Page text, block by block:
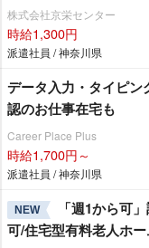
株式会社京栄センター
時給1,300円
派遣社員 / 神奈川県
データ入力・タイピ
認のお仕事在宅も
Career Place Plus
時給1,700円～
派遣社員 / 神奈川県
NEW
「週1から可
可/住宅型有料老人ホ